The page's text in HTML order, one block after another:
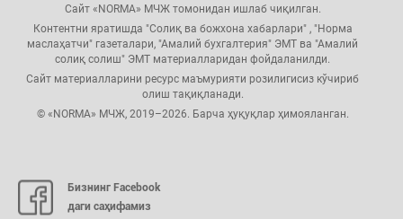
Сайт «NORMA» МЧЖ томонидан ишлаб чиқилган.
Контентни яратишда "Солиқ ва божхона хабарлари" , "Норма
маслаҳатчи" газеталари, "Амалий бухгалтерия" ЭМТ ва "Амалий
солиқ солиш" ЭМТ материалларидан фойдаланилди.
Сайт материалларини ресурс маъмурияти розилигисиз кўчириб
олиш тақиқланади.
© «NORMA» МЧЖ, 2019–2026. Барча ҳуқуқлар ҳимояланган.
Бизнинг Facebook
даги саҳифамиз